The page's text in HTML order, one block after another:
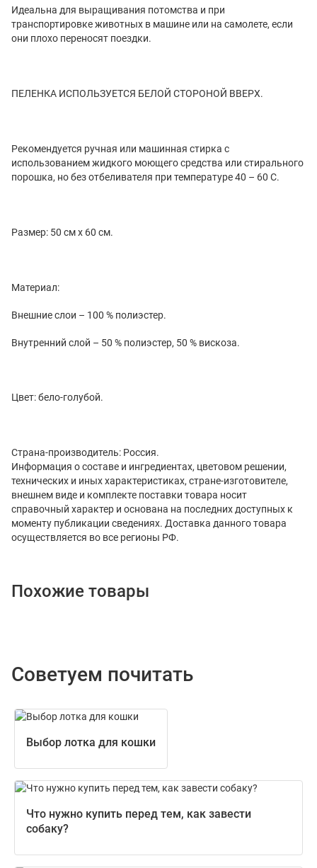
Идеальна для выращивания потомства и при
транспортировке животных в машине или на самолете, если
они плохо переносят поездки.
ПЕЛЕНКА ИСПОЛЬЗУЕТСЯ БЕЛОЙ СТОРОНОЙ ВВЕРХ.
Рекомендуется ручная или машинная стирка с
использованием жидкого моющего средства или стирального
порошка, но без отбеливателя при температуре 40 – 60 С.
Размер: 50 см х 60 см.
Материал:
Внешние слои – 100 % полиэстер.
Внутренний слой – 50 % полиэстер, 50 % вискоза.
Цвет: бело-голубой.
Страна-производитель: Россия.
Информация о составе и ингредиентах, цветовом решении,
технических и иных характеристиках, стране-изготовителе,
внешнем виде и комплекте поставки товара носит
справочный характер и основана на последних доступных к
моменту публикации сведениях. Доставка данного товара
осуществляется во все регионы РФ.
Похожие товары
Советуем почитать
Выбор лотка для кошки
Что нужно купить перед тем, как завести
собаку?